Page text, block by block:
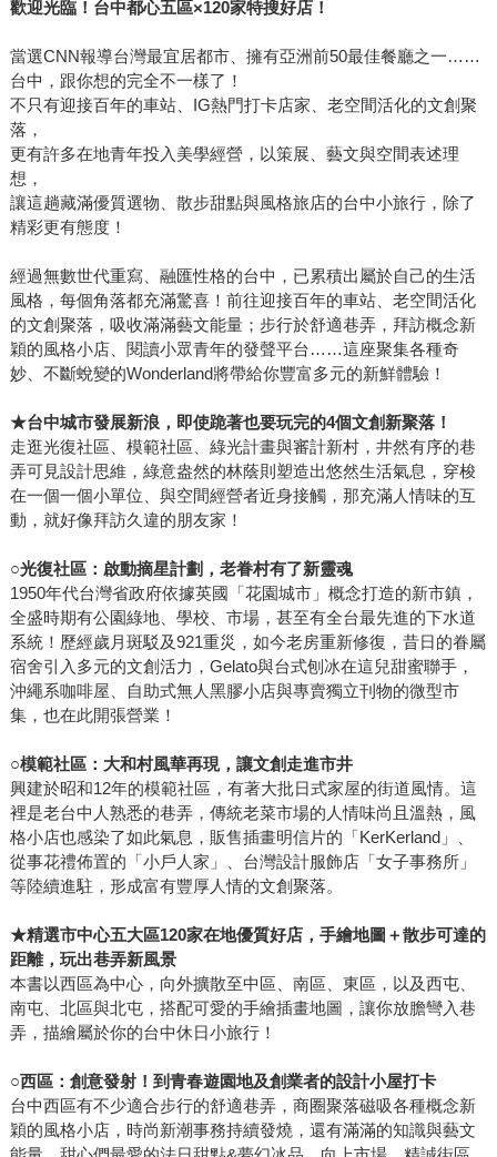
歡迎光臨！台中都心五區×120家特搜好店！
當選CNN報導台灣最宜居都市、擁有亞洲前50最佳餐廳之一……
台中，跟你想的完全不一樣了！
不只有迎接百年的車站、IG熱門打卡店家、老空間活化的文創聚
落，
更有許多在地青年投入美學經營，以策展、藝文與空間表述理
想，
讓這趟藏滿優質選物、散步甜點與風格旅店的台中小旅行，除了
精彩更有態度！
經過無數世代重寫、融匯性格的台中，已累積出屬於自己的生活
風格，每個角落都充滿驚喜！前往迎接百年的車站、老空間活化
的文創聚落，吸收滿滿藝文能量；步行於舒適巷弄，拜訪概念新
穎的風格小店、閱讀小眾青年的發聲平台……這座聚集各種奇
妙、不斷蛻變的Wonderland將帶給你豐富多元的新鮮體驗！
★台中城市發展新浪，即使跪著也要玩完的4個文創新聚落！
走逛光復社區、模範社區、綠光計畫與審計新村，井然有序的巷
弄可見設計思維，綠意盎然的林蔭則塑造出悠然生活氣息，穿梭
在一個一個小單位、與空間經營者近身接觸，那充滿人情味的互
動，就好像拜訪久違的朋友家！
○光復社區：啟動摘星計劃，老眷村有了新靈魂
1950年代台灣省政府依據英國「花園城市」概念打造的新市鎮，
全盛時期有公園綠地、學校、市場，甚至有全台最先進的下水道
系統！歷經歲月斑駁及921重災，如今老房重新修復，昔日的眷屬
宿舍引入多元的文創活力，Gelato與台式刨冰在這兒甜蜜聯手，
沖繩系咖啡屋、自助式無人黑膠小店與專賣獨立刊物的微型市
集，也在此開張營業！
○模範社區：大和村風華再現，讓文創走進市井
興建於昭和12年的模範社區，有著大批日式家屋的街道風情。這
裡是老台中人熟悉的巷弄，傳統老菜市場的人情味尚且溫熱，風
格小店也感染了如此氣息，販售插畫明信片的「KerKerland」、
從事花禮佈置的「小戶人家」、台灣設計服飾店「女子事務所」
等陸續進駐，形成富有豐厚人情的文創聚落。
★精選市中心五大區120家在地優質好店，手繪地圖＋散步可達的
距離，玩出巷弄新風景
本書以西區為中心，向外擴散至中區、南區、東區，以及西屯、
南屯、北區與北屯，搭配可愛的手繪插畫地圖，讓你放膽彎入巷
弄，描繪屬於你的台中休日小旅行！
○西區：創意發射！到青春遊園地及創業者的設計小屋打卡
台中西區有不少適合步行的舒適巷弄，商圈聚落磁吸各種概念新
穎的風格小店，時尚新潮事務持續發燒，還有滿滿的知識與藝文